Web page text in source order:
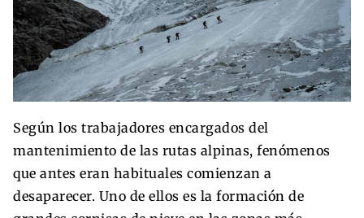
Según los trabajadores encargados del
mantenimiento de las rutas alpinas, fenómenos
que antes eran habituales comienzan a
desaparecer. Uno de ellos es la formación de